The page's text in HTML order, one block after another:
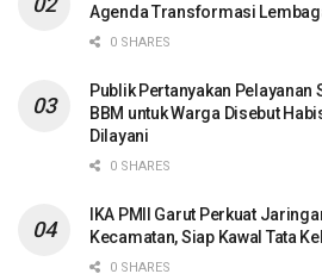
Agenda Transformasi
0 SHARES
Publik Pertanyakan Pelayanan
BBM untuk Warga Disebut
Dilayani
0 SHARES
IKA PMII Garut Perkuat
Kecamatan, Siap Kawal Tata
0 SHARES